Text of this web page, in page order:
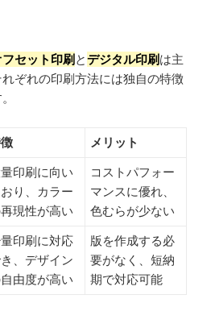
フセット印刷とデジタル印刷は主
ぞれの印刷方法には独自の特徴
メリット
印刷に向い
り、カラー
現性が高い
コストパフォー
マンスに優れ、
色むらが少ない
印刷に対応
、デザイン
由度が高い
版を作成する必
要がなく、短納
期で対応可能